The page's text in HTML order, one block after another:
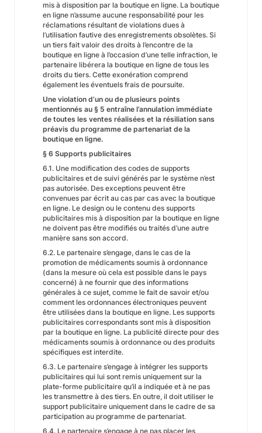
mis à disposition par la boutique en ligne. La boutique
en ligne n’assume aucune responsabilité pour les
réclamations résultant de violations dues à
l’utilisation fautive des enregistrements obsolètes. Si
un tiers fait valoir des droits à l’encontre de la
boutique en ligne à l’occasion d’une telle infraction, le
partenaire libérera la boutique en ligne de tous les
droits du tiers. Cette exonération comprend
également les éventuels frais de poursuite.
Une violation d’un ou de plusieurs points
mentionnés au § 5 entraîne l’annulation immédiate
de toutes les ventes réalisées et la résiliation sans
préavis du programme de partenariat de la
boutique en ligne.
§ 6 Supports publicitaires
6.1. Une modification des codes de supports
publicitaires et de suivi générés par le système n’est
pas autorisée. Des exceptions peuvent être
convenues par écrit au cas par cas avec la boutique
en ligne. Le design ou le contenu des supports
publicitaires mis à disposition par la boutique en ligne
ne doivent pas être modifiés ou traités d’une autre
manière sans son accord.
6.2. Le partenaire s’engage, dans le cas de la
promotion de médicaments soumis à ordonnance
(dans la mesure où cela est possible dans le pays
concerné) à ne fournir que des informations
générales à ce sujet, comme le fait de savoir et/ou
comment les ordonnances électroniques peuvent
être utilisées dans la boutique en ligne. Les supports
publicitaires correspondants sont mis à disposition
par la boutique en ligne. La publicité directe pour des
médicaments soumis à ordonnance ou des produits
spécifiques est interdite.
6.3. Le partenaire s’engage à intégrer les supports
publicitaires qui lui sont remis uniquement sur la
plate-forme publicitaire qu’il a indiquée et à ne pas
les transmettre à des tiers. En outre, il doit utiliser le
support publicitaire uniquement dans le cadre de sa
participation au programme de partenariat.
6.4. Le partenaire s’engage à ne pas placer les